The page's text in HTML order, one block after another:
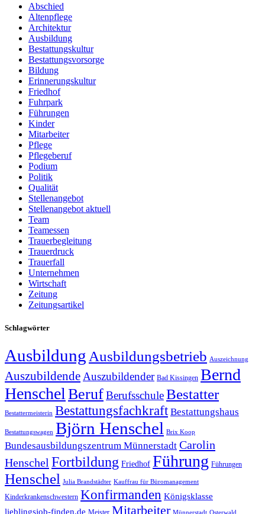
Abschied
Altenpflege
Architektur
Ausbildung
Bestattungskultur
Bestattungsvorsorge
Bildung
Erinnerungskultur
Friedhof
Fuhrpark
Führungen
Kinder
Mitarbeiter
Pflege
Pflegeberuf
Podium
Politik
Qualität
Stellenangebot
Stellenangebot aktuell
Team
Teamessen
Trauerbegleitung
Trauerdruck
Trauerfall
Unternehmen
Wirtschaft
Zeitung
Zeitungsartikel
Schlagwörter
Ausbildung Ausbildungsbetrieb Auszeichnung
Auszubildende Auszubildender Bad Kissingen Bernd
Henschel BerufBerufsschuleBestatter
Bestattermeisterin Bestattungsfachkraft Bestattungshaus
Bestattungswagen Björn Henschel Brix Koop
Bundesausbildungszentrum Münnerstadt Carolin
Henschel Fortbildung Friedhof Führung Führungen
Henschel Julia Brandstädter Kauffrau für Büromanagement
Kinderkrankenschwestern Konfirmanden Königsklasse
lieblingsjob-finden.de Meister Mitarbeiter Münnerstadt Osterwald